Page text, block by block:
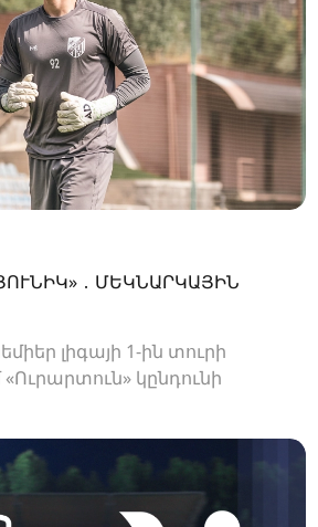
․ ՄԵԿՆԱՐԿԱՅԻՆ
լիգայի 1-ին տուրի
կընդունի